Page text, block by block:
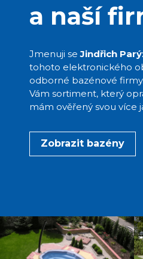
a naší
Jmenuji seJindřich
tohoto elektronického
odborné bazénové
Vám sortiment, který
mám ověřený svou více
Zobrazit bazény